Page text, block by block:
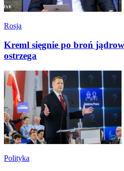
Rosja
Kreml sięgnie po broń
ostrzega
Polityka